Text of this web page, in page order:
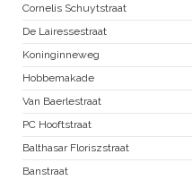
Cornelis Schuytstraat
De Lairessestraat
Koninginneweg
Hobbemakade
Van Baerlestraat
PC Hooftstraat
Balthasar Floriszstraat
Banstraat